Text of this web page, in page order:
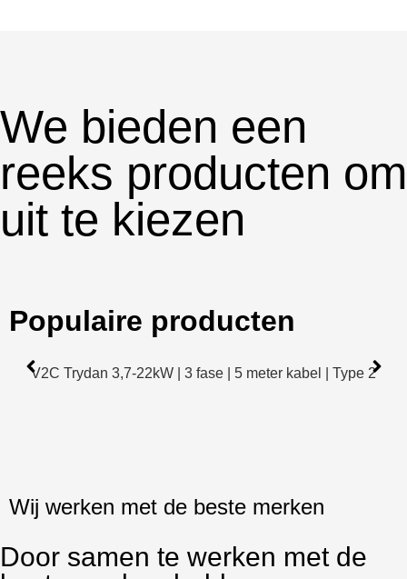
We bieden een
reeks producten om
uit te kiezen
Populaire producten
V2C Trydan 3,7-22kW | 3 fase | 5 meter kabel | Type 2
Wij werken met de beste merken
Door samen te werken met de